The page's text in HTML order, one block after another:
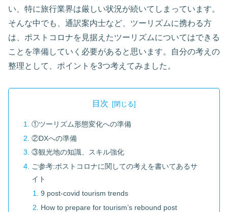
い、特に旅行業界は厳しい状況が続いてしまっています。
そんな中でも、通訳案内士など、ツーリズムに携わる方
は、ポストコロナを見据えたツーリズムについてはできる
ことを準備していく必要があると思います。自分の考えの
整理として、ポイントを3つ考えてみました。
目次
①ツーリズム形態変化への準備
②DXへの準備
③観光地の知識、スキル強化
ご参考:ポストコロナに関しての考えを書いてあるサ
イト
9 post-covid tourism trends
How to prepare for tourism’s rebound post